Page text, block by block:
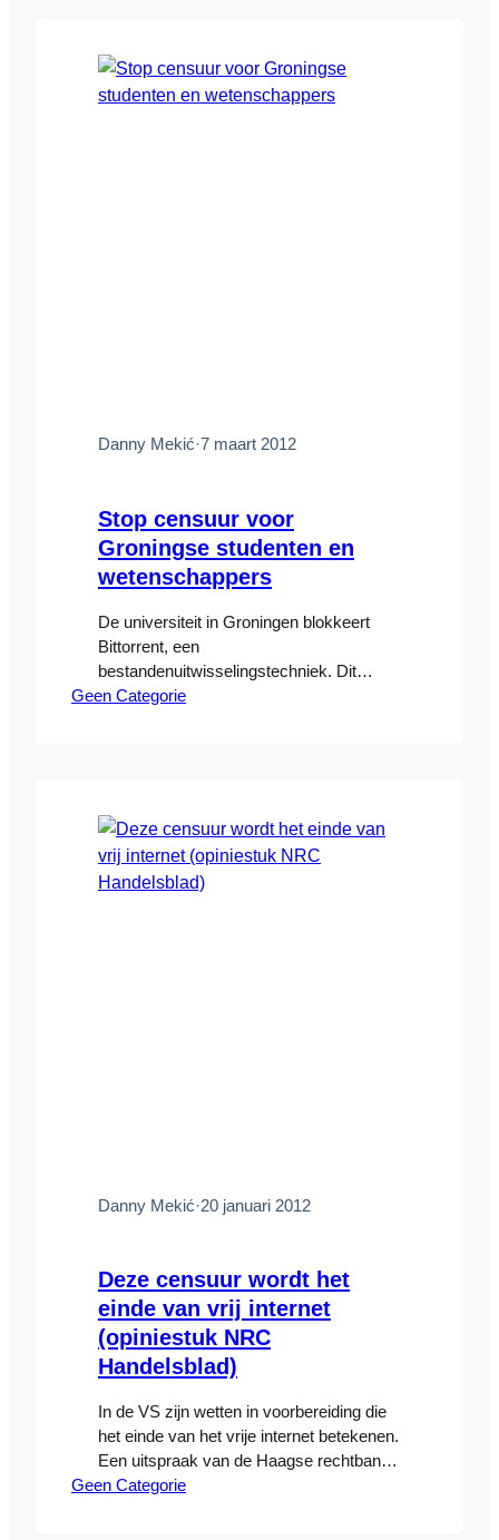
enkel filter dat alle (illegale) downloads
kan detecteren. Hij vraagt…
Danny Mekić·7 maart 2012
Stop censuur voor
Groningse studenten en
wetenschappers
De universiteit in Groningen blokkeert
Bittorrent, een
bestandenuitwisselingstechniek. Dit
schendt de academische vrijheid, stelt
Frederik I van Hohenstaufen, keizer van
het Heilige Roomse Rijk. Dit manifest
beschreef het recht van studenten en
geleerden om…
Geen Categorie
Danny Mekić·20 januari 2012
Deze censuur wordt het
einde van vrij internet
(opiniestuk NRC
Handelsblad)
In de VS zijn wetten in voorbereiding die
het einde van het vrije internet betekenen.
Een uitspraak van de Haagse rechtbank
doet hetzelfde. De daders gaan vrijuit en
Geen Categorie